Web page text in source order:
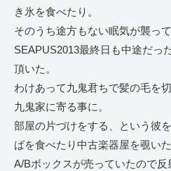
き氷を食べたり。
そのうち途方もない眠気が襲っ
SEAPUS2013最終日も中途だっ
頂いた。
わけあって九鬼君ちで髪の毛を
九鬼家に寄る事に。
部屋の片づけをする、という彼
ばを食べたり中古楽器屋を覗い
A/Bボックスが売っていたので